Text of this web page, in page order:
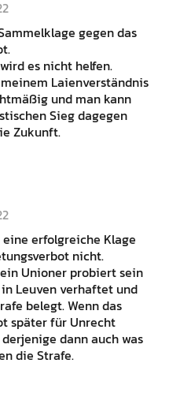
gegen das
es nicht helfen.
Laienverständnis
und man kann
Sieg dagegen
Zukunft.
eine erfolgreiche Klage
nicht.
Unioner probiert sein
Leuven verhaftet und
belegt. Wenn das
später für Unrecht
dann auch was
die Strafe.